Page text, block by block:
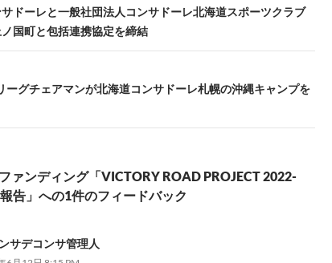
ドーレと一般社団法人コンサドーレ北海道スポーツクラブ
国町と包括連携協定を締結
ーグチェアマンが北海道コンサドーレ札幌の沖縄キャンプを
ファンディング「VICTORY ROAD PROJECT 2022-
告」への1件のフィードバック
サデコンサ管理人